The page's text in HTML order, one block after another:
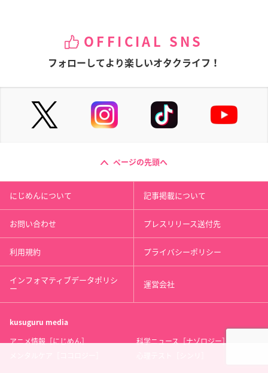
OFFICIAL SNS
フォローしてより楽しいオタクライフ！
ページの先頭へ
にじめんについて 記事掲載について
お問い合わせ プレスリリース送付先
利用規約 プライバシーポリシー
インフォマティブデータポリシ
ー 運営会社
kusuguru media
アニメ情報［にじめん］
科学ニュース［ナゾロジー］